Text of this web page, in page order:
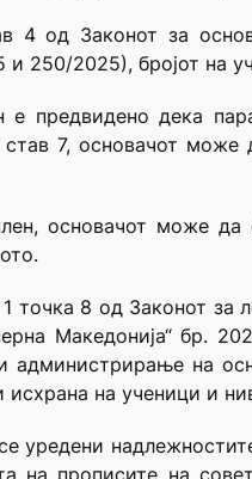
4 од Законот за
250/2025), бројот на
е предвидено дека
став 7, основачот
основачот може
точка 8 од Законот за
Македонија“ бр.
на
исхрана на ученици и
уредени